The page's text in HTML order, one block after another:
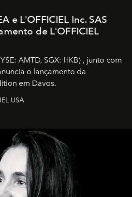
e L'OFFICIEL Inc. SAS
de L'OFFICIEL
AMTD, SGX: HKB) , junto com
o lançamento da
em Davos.
USA